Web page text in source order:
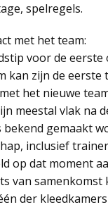
spelregels.
met het team:
voor de
kan zijn de
het nieuwe
meestal vlak na
bekend gemaakt
inclusief
op dat moment
van samenkomst
der